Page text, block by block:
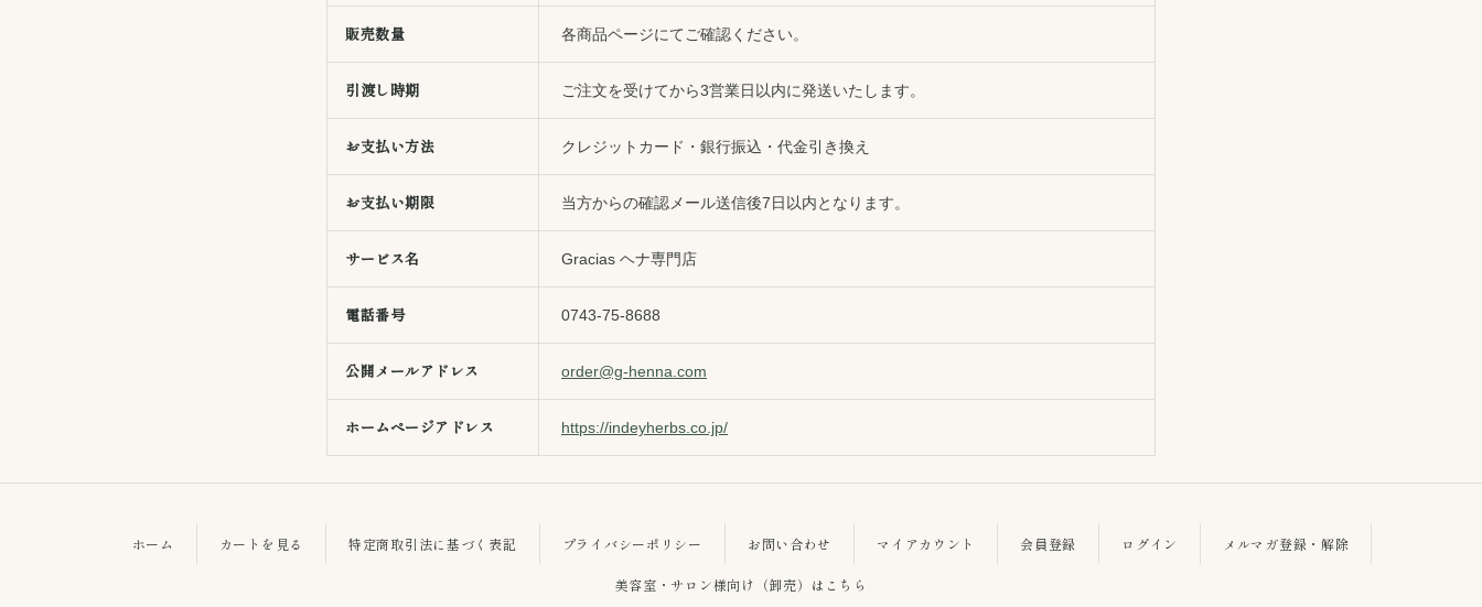
販売数量 各商品ページにてご確認ください。
引渡し時期 ご注文を受けてから3営業日以内に発送いたします。
お支払い方法 クレジットカード・銀行振込・代金引き換え
お支払い期限 当方からの確認メール送信後7日以内となります。
サービス名 Gracias ヘナ専門店
電話番号 0743-75-8688
公開メールアドレス order@g-henna.com
ホームページアドレス https://indeyherbs.co.jp/
ホーム カートを見る 特定商取引法に基づく表記 プライバシーポリシー お問い合わせ マイアカウント 会員登録 ログイン メルマガ登録・解除
美容室・サロン様向け（卸売）はこちら